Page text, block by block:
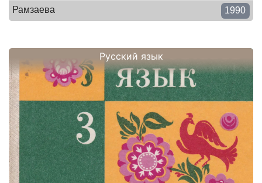
Рамзаева
1990
Русский язык